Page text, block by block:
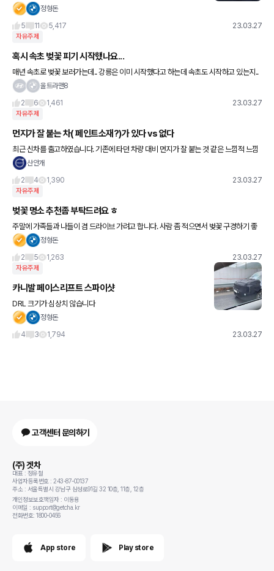
스포츠 (6,340만원) • sDrive 18d x라인 (5,770만원) • sDrive 1
정형돈
5
11 5,417 23.03.27
자유주제
혹시 속초 벚꽃 피기 시작했나요...
매년 속초로 벚꽃 보러가는데.. 강릉은 이미 시작했다고 하는데 속초도 시작하고 있는지..
궁금합니다~~ 이번주말에 가야하아 담주말에 가야하나... ㅎㅎ
울트라맨8
2
6 1,461 23.03.27
자유주제
먼지가 잘 붙는 차( 페인트소재?)가 있다 vs 없다
최근 신차를 출고하였습니다. 기존에 타던 차량 대비 먼지가 잘 붙는 것 같은 느낌적 느낌
에 질문을 드리게 되었는데요. 최근 출고 차량 볼보 v90 데님블루 기존 차량 BMW 320
산안개
2
4 1,390 23.03.27
자유주제
벚꽃 명소 추천좀 부탁드려요 ㅎ
주말에 가족들과 나들이 겸 드라이브 가려고 합니다. 사람 좀 적으면서 벚꽃 구경하기 좋
은 곳 어디 없을까요 ㅎㅎ
정형돈
2
5 1,263 23.03.27
자유주제
카니발 페이스리프트 스파이샷
DRL 크기가 심상치 않습니다
정형돈
4
3 1,794 23.03.27
고객센터 문의하기
(주) 겟차
대표 : 정유철
사업자등록번호 : 243-87-00137
주소 : 서울특별시 강남구 삼성로91길 32 10층, 11층, 12층
개인정보보호책임자 : 이동용
이메일 : support@getcha.kr
전화번호: 1800-0456
App store Play store